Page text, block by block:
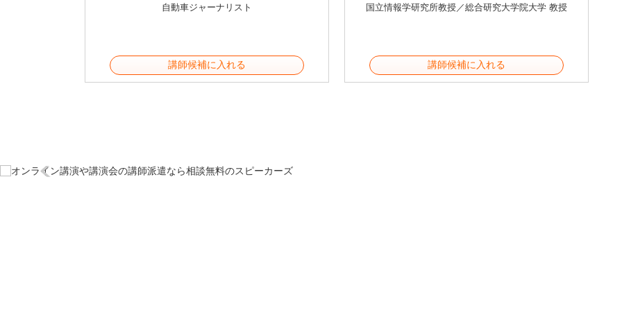
自動車ジャーナリスト
講師候補に入れる
国立情報学研究所教授／総合研究大学院大学 教授
講師候補に入れる